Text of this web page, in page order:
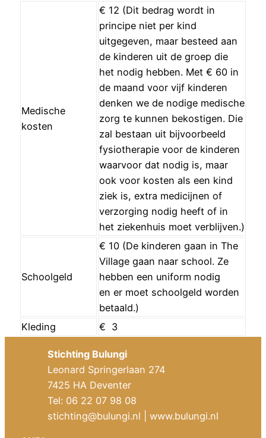
Medische
kosten
€ 12 (Dit bedrag wordt in
principe niet per kind
uitgegeven, maar besteed aan
de kinderen uit de groep die
het nodig hebben. Met € 60 in
de maand voor vijf kinderen
denken we de nodige medische
zorg te kunnen bekostigen. Die
zal bestaan uit bijvoorbeeld
fysiotherapie voor de kinderen
waarvoor dat nodig is, maar
ook voor kosten als een kind
ziek is, extra medicijnen of
verzorging nodig heeft of in
het ziekenhuis moet verblijven.)
Schoolgeld
€ 10 (De kinderen gaan in The
Village gaan naar school. Ze
hebben een uniform nodig
en er moet schoolgeld worden
betaald.)
Kleding
€ 3
Stichting Bulungi
Leonard Springerlaan 274
7425 HA Deventer
Tel: 06 22 07 98 08
stichting@bulungi.nl | www.bulungi.nl